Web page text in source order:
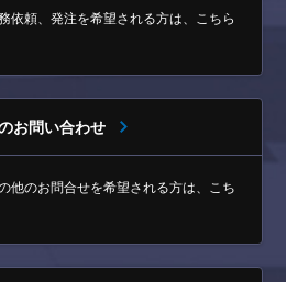
依頼、発注を希望される方は、 こちら
お問い合わせ
他のお問合せを希望される方は、 こち